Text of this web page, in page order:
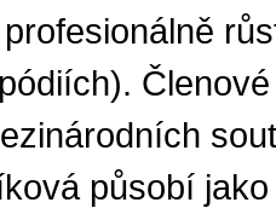
působí